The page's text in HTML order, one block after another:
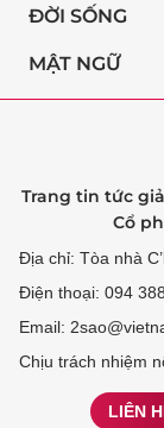
ĐỜI SỐNG
MẬT NGỮ
Trang tin tức
Cổ
Địa chỉ: Tòa nhà
Điện thoại: 094
Email:
Chịu trách nhiệm
LIÊN